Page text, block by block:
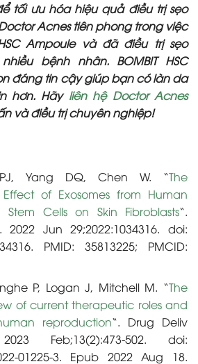
tối ưu hóa hiệu quả điều trị sẹo
Acnes tiên phong trong việc
Ampoule và đã điều trị sẹo
bệnh nhân. BOMBIT HSC
đáng tin cậy giúp bạn có làn da
hơn. Hãy liên hệ Doctor Acnes
và điều trị chuyên nghiệp!
Yang DQ, Chen W. “The
of Exosomes from Human
Stem Cells on Skin Fibroblasts“.
2022 Jun 29;2022:1034316. doi:
PMID: 35813225; PMCID:
P, Logan J, Mitchell M. “The
of current therapeutic roles and
reproduction“. Drug Deliv
Feb;13(2):473-502. doi:
022-01225-3. Epub 2022 Aug 18.